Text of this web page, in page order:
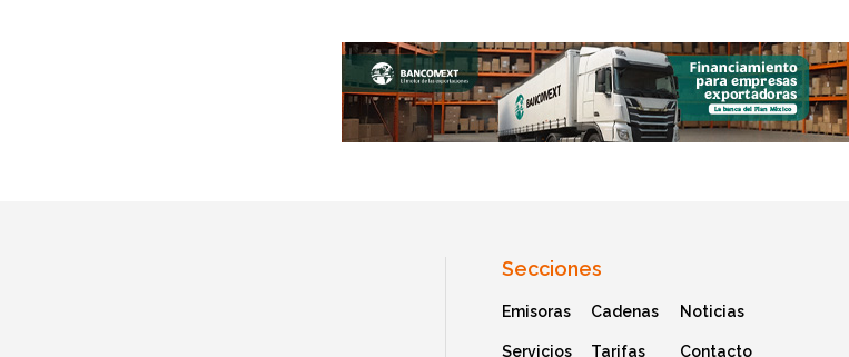
Secciones
Emisoras Cadenas Noticias
Servicios Tarifas Contacto